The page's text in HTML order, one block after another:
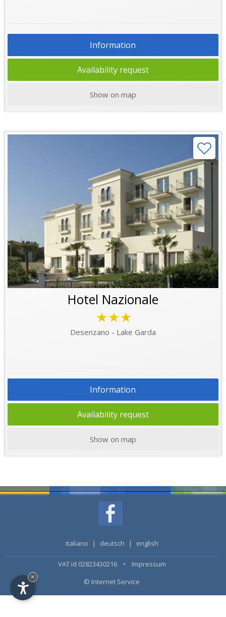
Information
Availability request
Show on map
Hotel Nazionale
★★★
Desenzano - Lake Garda
Information
Availability request
Show on map
italiano | deutsch | english
VAT id 02823430216 • Impressum
© Internet Service
×